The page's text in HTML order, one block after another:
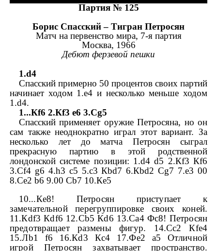
Партия № 125
Борис Спасский – Тигран Петросян
Матч на первенство мира, 7-я партия
Москва, 1966
Дебют ферзевой пешки
1.d4
Спасский примерно 50 процентов своих партий
начинает ходом 1.e4 и несколько меньше ходом
1.d4.
1...Кf6 2.Кf3 e6 3.Сg5
Спасский применяет оружие Петросяна, но он
сам также неоднократно играл этот вариант. За
несколько лет до матча Петросян сыграл
прекрасную партию в этой родственной
лондонской системе позиции: 1.d4d5 2.Кf3Кf6
3.Сf4 g6 4.h3 c5 5.c3Кbd7 6.Кbd2Сg7 7.e3 0­0
8.Сe2 b6 9.0­0 Сb7 10.Кe5
10...Кe8! Петросян приступает к
замечательной перегруппировке своих коней.
11.Кdf3Кdf6 12.Сb5Кd6 13.Сa4Фc8! Петросян
предотвращает размены фигур. 14.Сc2Кfe4
15.Лb1 f6 16.Кd3 Кc4 17.Фe2 a5 Отличной
игрой Петросян захватывает пространство.